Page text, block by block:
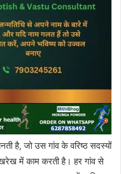
है, जो उस गांव के वरिष्ठ सदस्यों
में काम करती है। हर गांव से